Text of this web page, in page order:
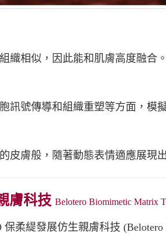
相似，因此能和肌膚高度融合。
號傳導和組織重塑等方面，模擬
膚般，隨著動態表情適應展現出
膚科技 Belotero Biomimetic Matrix
緹發展仿生親膚科技 (Belotero